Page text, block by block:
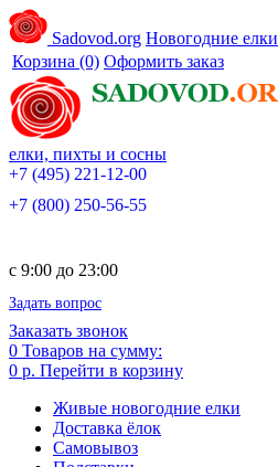
Sadovod.org Новогодние елки
Корзина (0) Оформить заказ
елки, пихты и сосны
+7 (495) 221-12-00
+7 (800) 250-56-55
c 9:00 до 23:00
Задать вопрос
Заказать звонок
0 Товаров на сумму:
0 р. Перейти в корзину
Живые новогодние елки
Доставка ёлок
Самовывоз